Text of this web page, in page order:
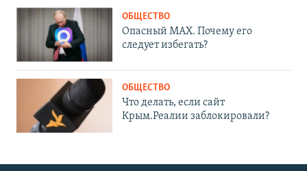
ОБЩЕСТВО
Опасный MAX. Почему его
следует избегать?
ОБЩЕСТВО
Что делать, если сайт
Крым.Реалии заблокировали?